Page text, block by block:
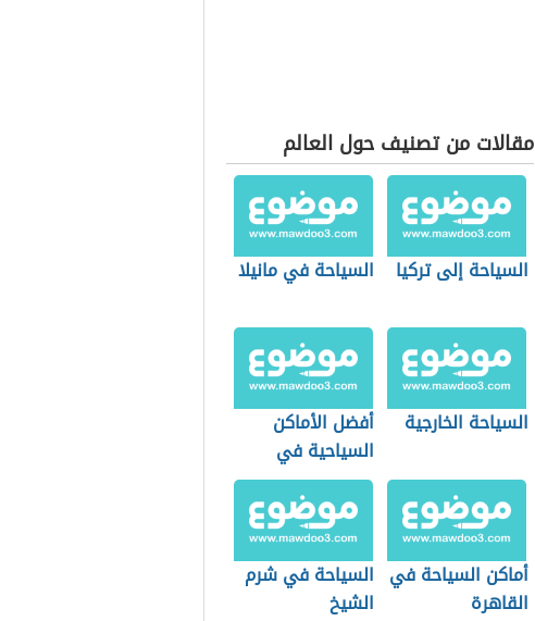
مقالات من تصنيف حول العالم
السياحة إلى تركيا السياحة في مانيلا
السياحة الخارجية
أفضل الأماكن
السياحية في
العالم
أماكن السياحة في
القاهرة
السياحة في شرم
الشيخ